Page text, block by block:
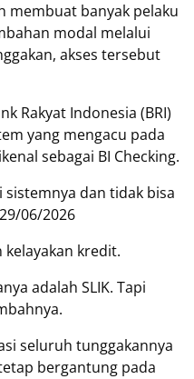
membuat banyak pelaku
modal melalui
akses tersebut
Rakyat Indonesia (BRI)
yang mengacu pada
sebagai BI Checking.
sistemnya dan tidak bisa
06/2026
kelayakan kredit.
adalah SLIK. Tapi
seluruh tunggakannya
bergantung pada